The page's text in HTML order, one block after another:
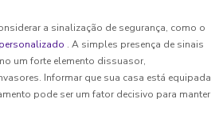
a sinalização de segurança, como o
. A simples presença de sinais
um forte elemento dissuasor,
Informar que sua casa está equipada
pode ser um fator decisivo para manter